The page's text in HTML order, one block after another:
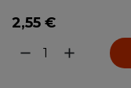
2,55 €
remove add